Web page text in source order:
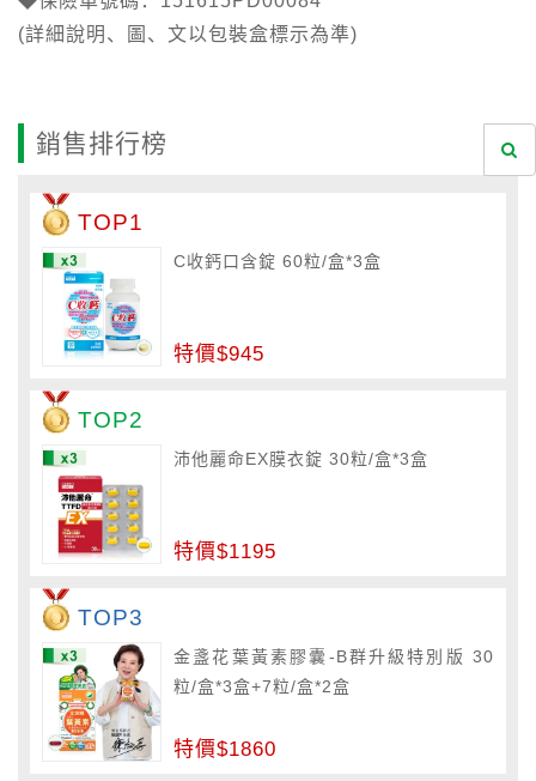
(詳細說明、圖、文以包裝盒標示為準)
銷售排行榜
TOP1
C收鈣口含錠 60粒/盒*3盒
特價$945
TOP2
沛他麗命EX膜衣錠 30粒/盒*3盒
特價$1195
TOP3
金盞花葉黃素膠囊-B群升級特別版 30
粒/盒*3盒+7粒/盒*2盒
特價$1860